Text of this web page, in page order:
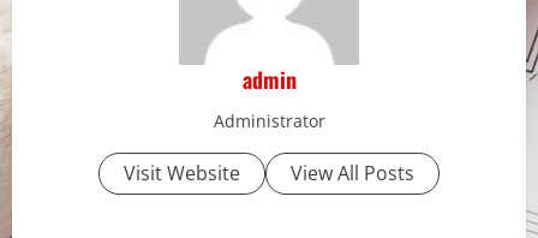
admin
Administrator
Visit Website View All Posts